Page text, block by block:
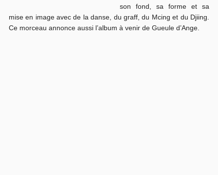
son fond, sa forme et sa
mise en image avec de la danse, du graff, du Mcing et du Djiing.
Ce morceau annonce aussi l’album à venir de Gueule d’Ange.